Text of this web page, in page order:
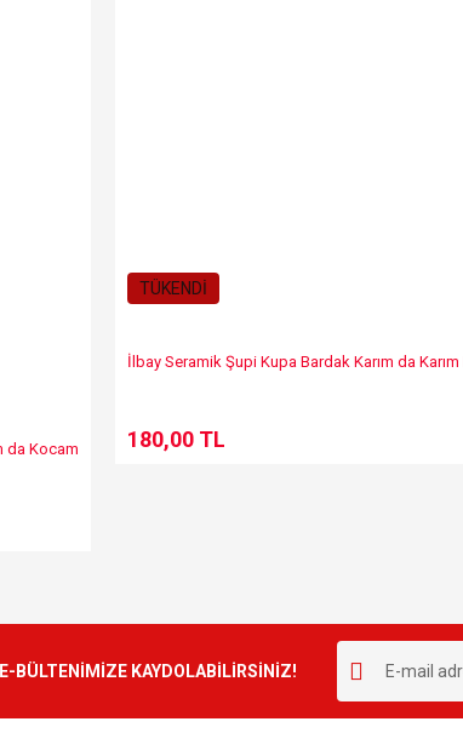
da Kocam
TÜKENDİ
İlbay Seramik Şupi Kupa Bardak Karım da
180,00 TL
BÜLTENİMİZE KAYDOLABİLİRSİNİZ!